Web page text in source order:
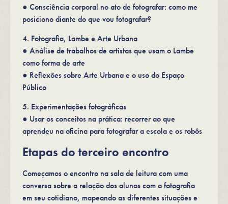
● Consciência corporal no ato de fotografar: como me
posiciono diante do que vou fotografar?
4. Fotografia, Lambe e Arte Urbana
● Análise de trabalhos de artistas que usam o Lambe
como forma de arte
● Reflexões sobre Arte Urbana e o uso do Espaço
Público
5. Experimentações fotográficas
● Usar os conceitos na prática: recorrer ao que
aprendeu na oficina para fotografar a escola e os robôs
Etapas do terceiro encontro
Começamos o encontro na sala de leitura com uma
conversa sobre a relação dos alunos com a fotografia
em seu cotidiano, mapeando as diferentes situações e